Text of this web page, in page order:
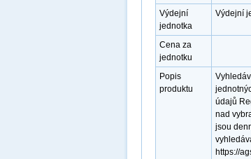
Výdejní
jednotka
Výdejní
Cena za
jednotku
Popis
produktu
údajů
nad
jsou
https://